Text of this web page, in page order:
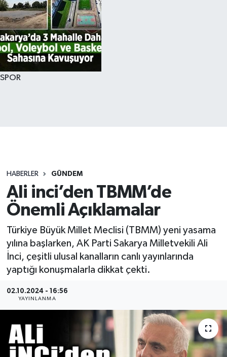
SPOR
HABERLER GÜNDEM
Ali inci’den TBMM’de
Önemli Açıklamalar
Türkiye Büyük Millet Meclisi (TBMM) yeni yasama
yılına başlarken, AK Parti Sakarya Milletvekili Ali
İnci, çeşitli ulusal kanalların canlı yayınlarında
yaptığı konuşmalarla dikkat çekti.
02.10.2024 - 16:56
YAYINLANMA